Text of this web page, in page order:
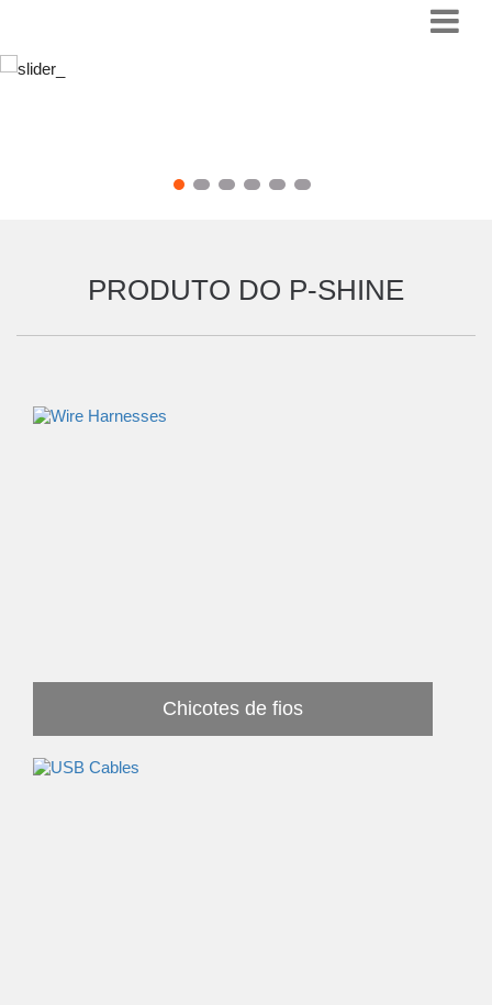
PRODUTO DO P-SHINE
Chicotes de fios